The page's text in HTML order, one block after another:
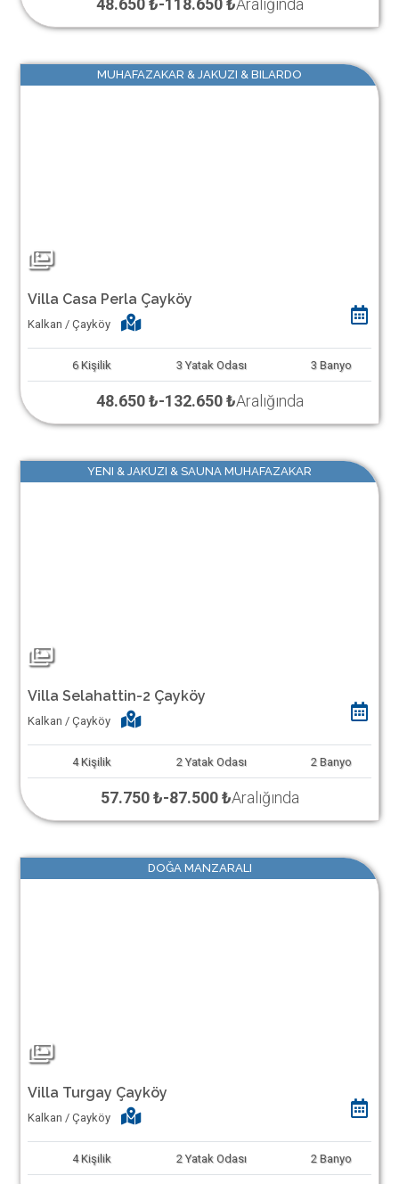
48.650 ₺-118.650 ₺Aralığında
MUHAFAZAKAR & JAKUZI & BILARDO
Villa Casa Perla Çayköy
Kalkan / Çayköy
6 Kişilik 3 Yatak Odası 3 Banyo
48.650 ₺-132.650 ₺Aralığında
YENI & JAKUZI & SAUNA MUHAFAZAKAR
Villa Selahattin-2 Çayköy
Kalkan / Çayköy
4 Kişilik 2 Yatak Odası 2 Banyo
57.750 ₺-87.500 ₺Aralığında
DOĞA MANZARALI
Villa Turgay Çayköy
Kalkan / Çayköy
4 Kişilik 2 Yatak Odası 2 Banyo